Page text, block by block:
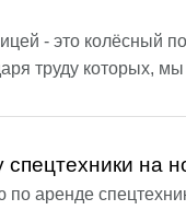
- это колёсный
труду которых,
на
аренде